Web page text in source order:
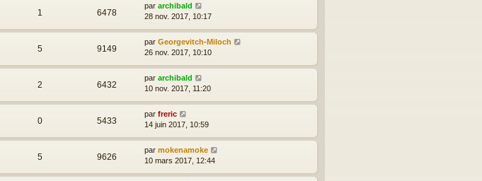
1 6478
par archibald
28 nov. 2017, 10:17
5 9149
par Georgevitch-Miloch
26 nov. 2017, 10:10
2 6432
par archibald
10 nov. 2017, 11:20
0 5433
par freric
14 juin 2017, 10:59
5 9626
par mokenamoke
10 mars 2017, 12:44